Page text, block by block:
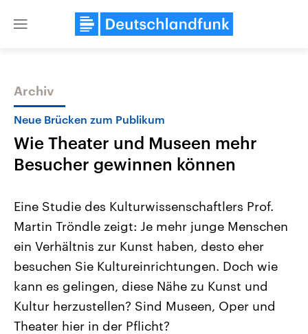
Close
Themen
Landtagswahl Sachsen-Anhalt
2026
Alle Informationen
Sachsen-Anhalt wählt am 6.
September 2026 einen neuen
Landtag. Seit 2021 wird das
Bundesland von einer Koalition aus
Umfragen, Prognosen,
Aktuelle Beiträge,
Hintergründe
Wirtschaftlich und
gehören die Vereinigten
den mächtigsten Ländern
mit großem Einfluss auf
aktuelle Weltgeschehen.
Archiv
Neue Brücken zum Publikum
Wie Theater und Museen mehr
Besucher gewinnen können
Eine Studie des Kulturwissenschaftlers Prof.
Martin Tröndle zeigt: Je mehr junge Menschen
ein Verhältnis zur Kunst haben, desto eher
besuchen Sie Kultureinrichtungen. Doch wie
kann es gelingen, diese Nähe zu Kunst und
Kultur herzustellen? Sind Museen, Oper und
Theater hier in der Pflicht?